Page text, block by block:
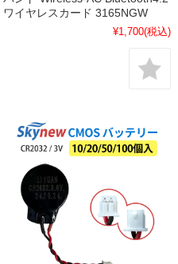
ワイヤレスカード 3165NGW
¥1,700(税込)